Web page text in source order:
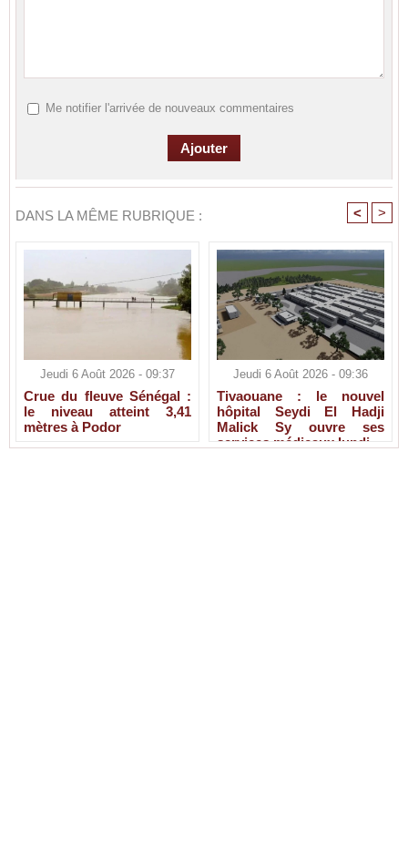
Me notifier l'arrivée de nouveaux commentaires
DANS LA MÊME RUBRIQUE : < >
Jeudi 6 Août 2026 - 09:37
Crue du fleuve Sénégal :
le niveau atteint 3,41
mètres à Podor
Jeudi 6 Août 2026 - 09:36
Tivaouane : le nouvel
hôpital Seydi El Hadji
Malick Sy ouvre ses
services médicaux lundi